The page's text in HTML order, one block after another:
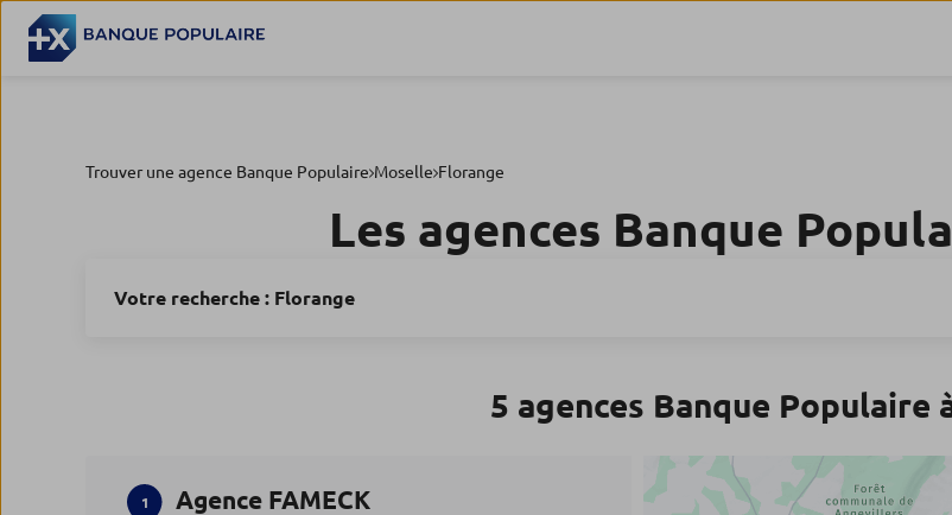
Trouver une agence Banque Populaire Moselle Florange
Les agences Banque
Votre recherche : Florange
5 agences Banque Populaire
1 Agence FAMECK